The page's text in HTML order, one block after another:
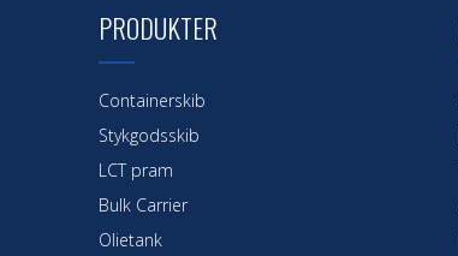
PRODUKTER
Containerskib
Stykgodsskib
LCT pram
Bulk Carrier
Olietank